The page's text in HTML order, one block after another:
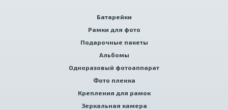
Батарейки
Рамки для фото
Подарочные пакеты
Альбомы
Одноразовый фотоаппарат
Фото пленка
Крепления для рамок
Зеркальная камера